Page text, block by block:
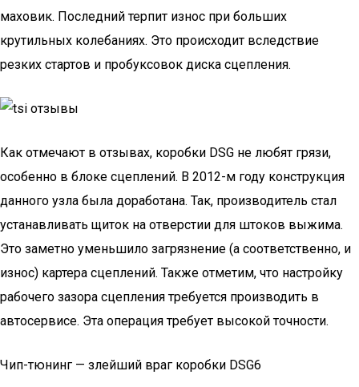
маховик. Последний терпит износ при больших
крутильных колебаниях. Это происходит вследствие
резких стартов и пробуксовок диска сцепления.
Как отмечают в отзывах, коробки DSG не любят грязи,
особенно в блоке сцеплений. В 2012-м году конструкция
данного узла была доработана. Так, производитель стал
устанавливать щиток на отверстии для штоков выжима.
Это заметно уменьшило загрязнение (а соответственно, и
износ) картера сцеплений. Также отметим, что настройку
рабочего зазора сцепления требуется производить в
автосервисе. Эта операция требует высокой точности.
Чип-тюнинг — злейший враг коробки DSG6